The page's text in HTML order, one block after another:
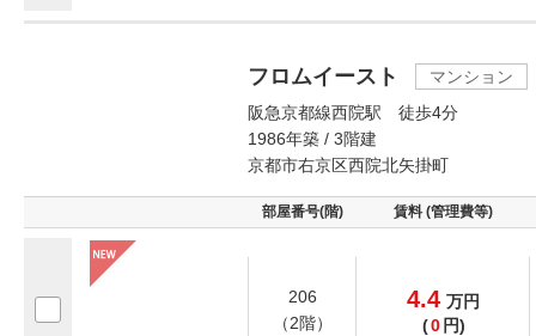
フロムイースト
マンション
阪急京都線西院駅 徒歩4分
1986年築 / 3階建
京都市右京区西院北矢掛町
部屋番号(階) 賃料 (管理費等)
206
（2階）
4.4 万円
(0 円)